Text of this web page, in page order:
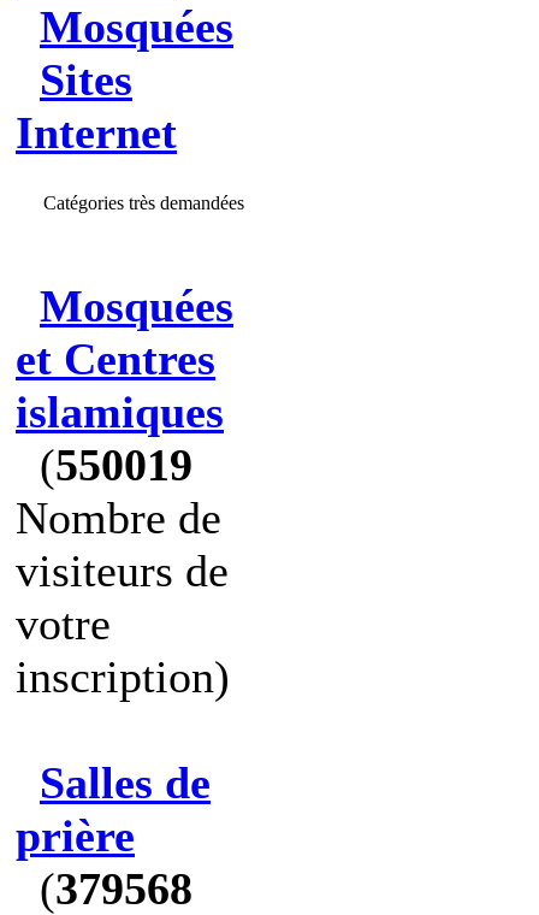
Mosquées
Sites
Internet
Catégories très demandées
Mosquées
et Centres
islamiques
(550019
Nombre de
visiteurs de
votre
inscription)
Salles de
prière
(379568